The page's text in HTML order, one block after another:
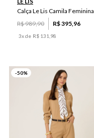
Calça Le Lis Camila Feminina
R$989,90 R$395 96
3x de R$ 131 98
-50%